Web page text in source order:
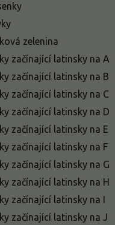
zelenina
začínající latinsky na A
začínající latinsky na B
začínající latinsky na C
začínající latinsky na D
začínající latinsky na E
začínající latinsky na F
začínající latinsky na G
začínající latinsky na H
začínající latinsky na I
začínající latinsky na J